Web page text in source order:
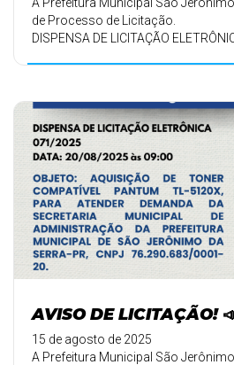
de Processo de Licitação.
DISPENSA DE LICITAÇÃO
AVISO DE LICITAÇÃO!
15 de agosto de 2025
A Prefeitura Municipal São